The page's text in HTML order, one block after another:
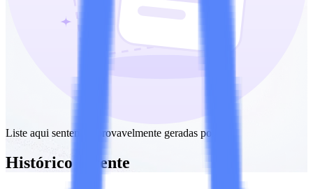
Liste aqui sentenças provavelmente geradas por IA
Histórico recente